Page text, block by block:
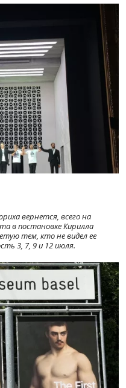
вернется, всего на
в постановке Кирилла
тем, кто не видел ее
3, 7, 9 и 12 июля.